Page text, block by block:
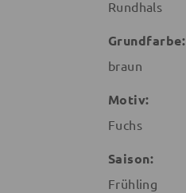
Rundhals
Grundfarbe:
braun
Motiv:
Fuchs
Saison:
Frühling